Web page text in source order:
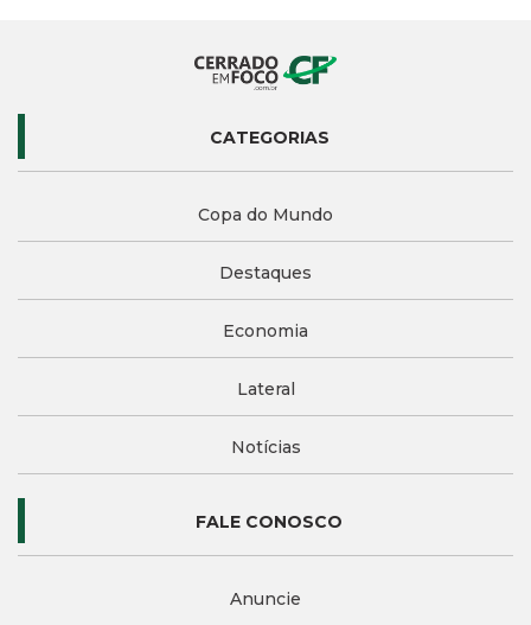
CATEGORIAS
Copa do Mundo
Destaques
Economia
Lateral
Notícias
FALE CONOSCO
Anuncie